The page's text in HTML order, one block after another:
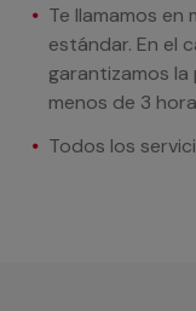
Te llamamos
estándar. En el
garantizamos
menos de 3
Todos los